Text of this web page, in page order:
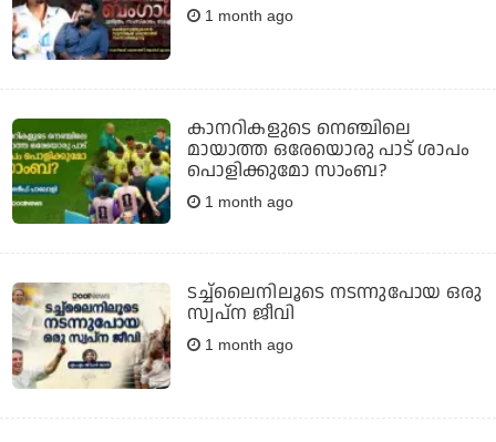
1 month ago
കാനറികളുടെ നെഞ്ചിലെ
മായാത്ത ഒരേയൊരു പാട് ശാപം
പൊളിക്കുമോ സാംബ?
1 month ago
ടച്ച്‌ലൈനിലൂടെ നടന്നുപോയ ഒരു
സ്വപ്ന ജീവി
1 month ago